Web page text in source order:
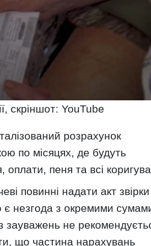
скріншот: YouTube
розрахунок
по місяцях, де будуть
оплати, пеня та всі
повинні надати акт звірки
є незгода з окремими
зауважень не
що частина нарахувань